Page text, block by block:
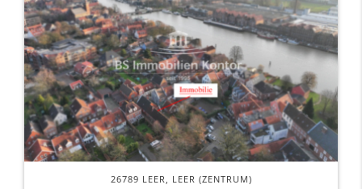
26789 LEER, LEER (ZENTRUM)